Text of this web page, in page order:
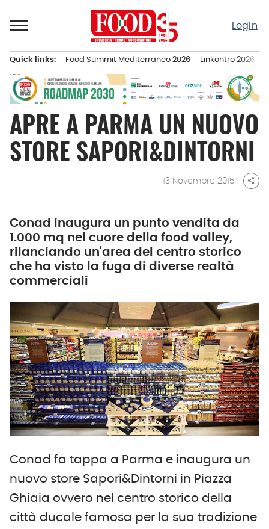
al
Login
principale
Quick links: Food Summit Mediterraneo 2026 Linkontro 2026
APRE A PARMA UN NUOVO
STORE SAPORI&DINTORNI
13 Novembre 2015 share
Conad inaugura un punto vendita da
1.000 mq nel cuore della food valley,
rilanciando un'area del centro storico
che ha visto la fuga di diverse realtà
commerciali
Conad fa tappa a Parma e inaugura un
nuovo store Sapori&Dintorni in Piazza
Ghiaia ovvero nel centro storico della
città ducale famosa per la sua tradizione